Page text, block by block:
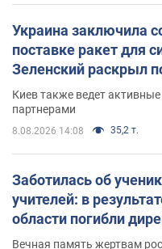
Украина заключила
поставке ракет для
Зеленский раскрыл
Киев также ведет
партнерами
8.08.2026 14:08 35,2 т.
Заботилась об
учителей: в
области погибли
муж и внук
Вечная память жертвам